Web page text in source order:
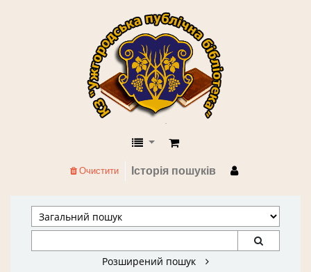
КЗ "Ужгородська публічна
Історія пошуків
Очистити
Розширений пошук